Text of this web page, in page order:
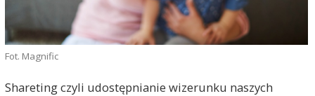
Fot. Magnific
Shareting czyli udostępnianie wizerunku naszych